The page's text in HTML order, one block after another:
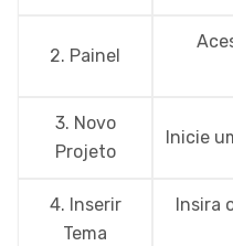
2. Painel
3. Novo
Projeto
Inicie
4. Inserir
Tema
Insira